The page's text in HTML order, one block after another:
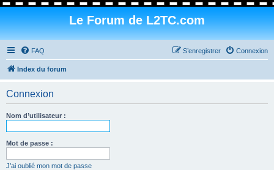
Le Forum de L2TC.com
FAQ Connexion
S’enregistrer
Index du forum
Connexion
Nom d’utilisateur :
Mot de passe :
J’ai oublié mon mot de passe